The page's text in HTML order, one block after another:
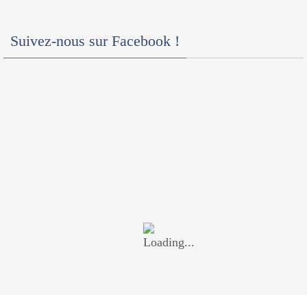
Suivez-nous sur Facebook !